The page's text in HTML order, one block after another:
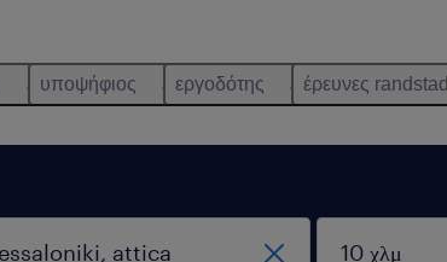
υποψήφιος εργοδότης έρευνες randstad